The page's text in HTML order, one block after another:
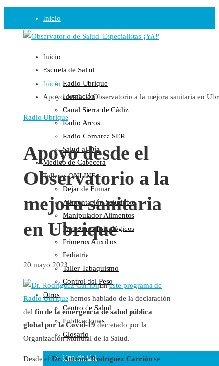
Inicio
Observatorio
Opinión
Radio
Guadalinfo Salud
Radio Guadalete
COPE Pontevedra
Salud en Radio Ubrique
Salud en Verano
Plataforma
Manifiestos
Comunicados
En nuestra Web
Colaboraciones
Cartas al Director
Medios de Comunicación
Otros
Vídeos
Audio
Cara Oscura Sanidad
Humor
Cal y Arena
Una de Cal
Inicio
Escuela de Salud
Radio Ubrique
Formación
Canal Sierra de Cádiz
Radio Arcos
Radio Comarca SER
Salud al Día
Médico de Cabecera
Talleres ONLINE
Dejar de Fumar
Alimentación Saludable
Manipulador Alimentos
Trastornos Psicológicos
Primeros Auxilios
Pediatría
Taller Tabaquismo
Control del Peso
Otros
Centro de Salud
Publicaciones
Glosario
Inicio
Apoyo desde el Observatorio a la mejora sanitaria en
Radio Ubrique
Apoyo desde el
Observatorio a la
mejora sanitaria
en Ubrique
20 mayo 2023
Eneste programa de
Radio Ubrique hemos hablado de la declaración
del fin de la emergencia de salud pública
global por la Covid-19decretado por la
Organización Mundial de la Salud.
Desde el Dr. Antonio Rodríguez Carrión se